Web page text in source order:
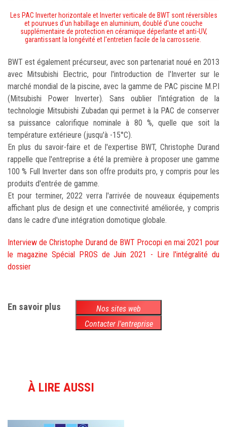
Les PAC Inverter horizontale et Inverter verticale de BWT sont réversibles
et pourvues d'un habillage en aluminium, doublé d'une couche
supplémentaire de protection en céramique déperlante et anti-UV,
garantissant la longévité et l'entretien facile de la carrosserie.
BWT est également précurseur, avec son partenariat noué en 2013
avec Mitsubishi Electric, pour l'introduction de l'Inverter sur le
marché mondial de la piscine, avec la gamme de PAC piscine M.P.I
(Mitsubishi Power Inverter). Sans oublier l'intégration de la
technologie Mitsubishi Zubadan qui permet à la PAC de conserver
sa puissance calorifique nominale à 80 %, quelle que soit la
température extérieure (jusqu'à -15°C).
En plus du savoir-faire et de l'expertise BWT, Christophe Durand
rappelle que l'entreprise a été la première à proposer une gamme
100 % Full Inverter dans son offre produits pro, y compris pour les
produits d'entrée de gamme.
Et pour terminer, 2022 verra l'arrivée de nouveaux équipements
affichant plus de design et une connectivité améliorée, y compris
dans le cadre d'une intégration domotique globale.
Interview de Christophe Durand de BWT Procopi en mai 2021 pour
le magazine Spécial PROS de Juin 2021 - Lire l'intégralité du
dossier
En savoir plus
Nos sites web
Contacter l'entreprise
À LIRE AUSSI